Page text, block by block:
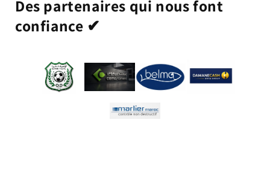
Des partenaires qui nous font
confiance ✔